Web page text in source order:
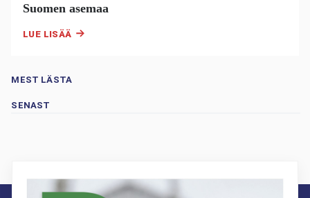
Suomen asemaa
LUE LISÄÄ
MEST LÄSTA
SENAST